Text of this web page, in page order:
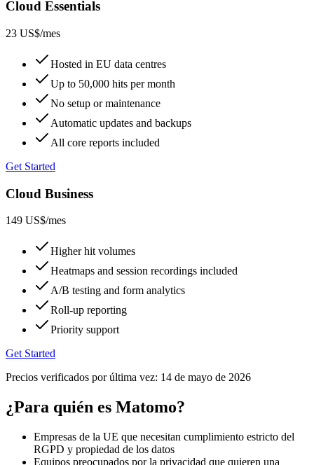
Cloud Essentials
23 US$/mes
Hosted in EU data centres
Up to 50,000 hits per month
No setup or maintenance
Automatic updates and backups
All core reports included
Get Started
Cloud Business
149 US$/mes
Higher hit volumes
Heatmaps and session recordings included
A/B testing and form analytics
Roll-up reporting
Priority support
Get Started
Precios verificados por última vez: 14 de mayo de 2026
¿Para quién es Matomo?
Empresas de la UE que necesitan cumplimiento estricto del
RGPD y propiedad de los datos
Equipos preocupados por la privacidad que quieren una